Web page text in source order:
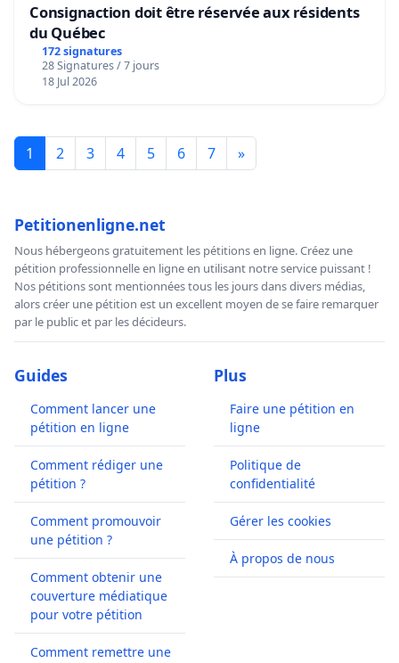
Consignaction doit être réservée aux résidents
du Québec
172 signatures
28 Signatures / 7 jours
18 Jul 2026
1 2 3 4 5 6 7 »
Petitionenligne.net
Nous hébergeons gratuitement les pétitions en ligne. Créez une
pétition professionnelle en ligne en utilisant notre service puissant !
Nos pétitions sont mentionnées tous les jours dans divers médias,
alors créer une pétition est un excellent moyen de se faire remarquer
par le public et par les décideurs.
Guides
Comment lancer une
pétition en ligne
Comment rédiger une
pétition ?
Comment promouvoir
une pétition ?
Comment obtenir une
couverture médiatique
pour votre pétition
Comment remettre une
Plus
Faire une pétition en
ligne
Politique de
confidentialité
Gérer les cookies
À propos de nous